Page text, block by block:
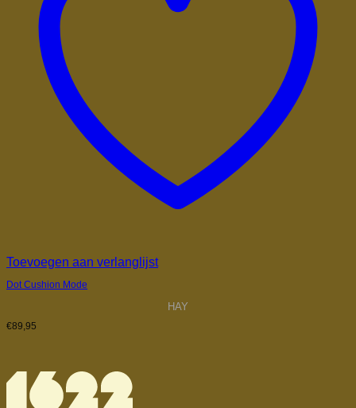
Toevoegen aan verlanglijst
Dot Cushion Mode
HAY
€89,95